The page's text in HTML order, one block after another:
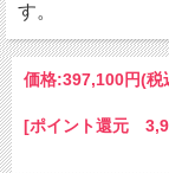
す。
価格:397,100円(税
[ポイント還元